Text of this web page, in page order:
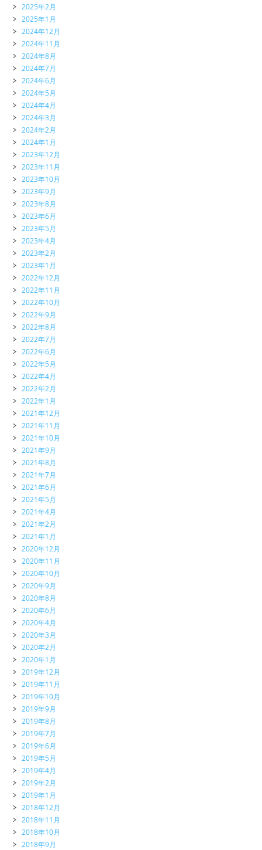
2025年2月
2025年1月
2024年12月
2024年11月
2024年8月
2024年7月
2024年6月
2024年5月
2024年4月
2024年3月
2024年2月
2024年1月
2023年12月
2023年11月
2023年10月
2023年9月
2023年8月
2023年6月
2023年5月
2023年4月
2023年2月
2023年1月
2022年12月
2022年11月
2022年10月
2022年9月
2022年8月
2022年7月
2022年6月
2022年5月
2022年4月
2022年2月
2022年1月
2021年12月
2021年11月
2021年10月
2021年9月
2021年8月
2021年7月
2021年6月
2021年5月
2021年4月
2021年2月
2021年1月
2020年12月
2020年11月
2020年10月
2020年9月
2020年8月
2020年6月
2020年4月
2020年3月
2020年2月
2020年1月
2019年12月
2019年11月
2019年10月
2019年9月
2019年8月
2019年7月
2019年6月
2019年5月
2019年4月
2019年2月
2019年1月
2018年12月
2018年11月
2018年10月
2018年9月